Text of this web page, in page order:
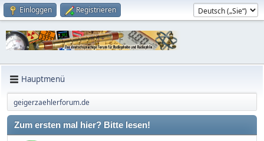
Einloggen Registrieren
Hauptmenü
geigerzaehlerforum.de
Zum ersten mal hier? Bitte lesen!